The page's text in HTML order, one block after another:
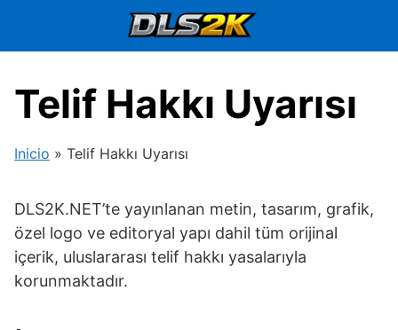
Telif Hakkı Uyarısı
Inicio » Telif Hakkı Uyarısı
DLS2K.NET’te yayınlanan metin, tasarım, grafik,
özel logo ve editoryal yapı dahil tüm orijinal
içerik, uluslararası telif hakkı yasalarıyla
korunmaktadır.